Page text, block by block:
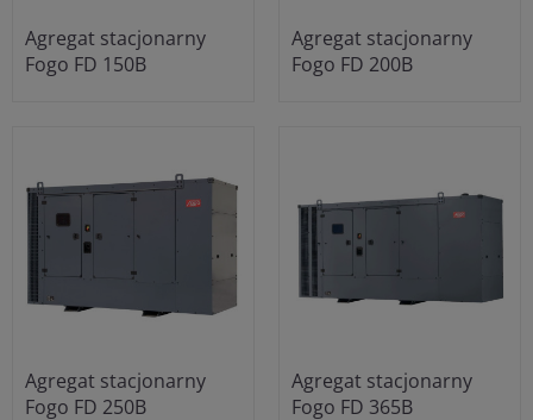
Agregat stacjonarny
Fogo FD 150B
Agregat stacjonarny
Fogo FD 200B
Agregat stacjonarny
Fogo FD 250B
Agregat stacjonarny
Fogo FD 365B